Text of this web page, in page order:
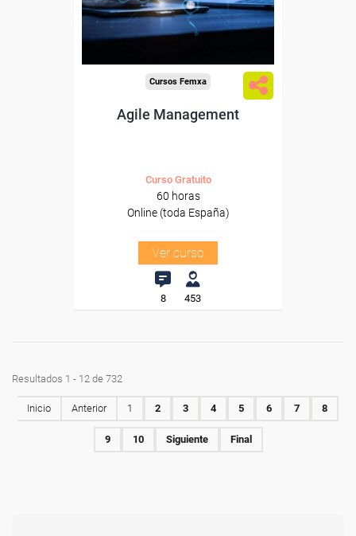
Sector
-Administración.
Cursos Femxa
Agile Management
Curso Gratuito
60 horas
Online (toda España)
Ver curso
8 453
Resultados 1 - 12 de 732
Inicio Anterior 1 2 3 4 5 6 7 8
9 10 Siguiente Final